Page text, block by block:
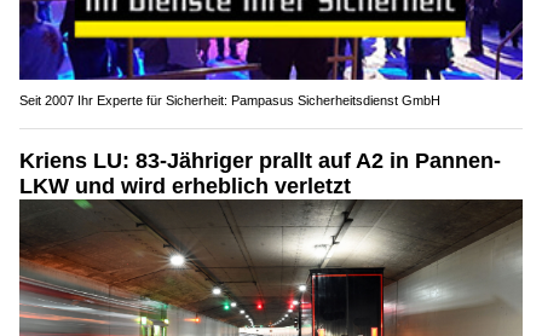
Seit 2007 Ihr Experte für Sicherheit: Pampasus Sicherheitsdienst GmbH
Kriens LU: 83-Jähriger prallt auf A2 in Pannen-
LKW und wird erheblich verletzt